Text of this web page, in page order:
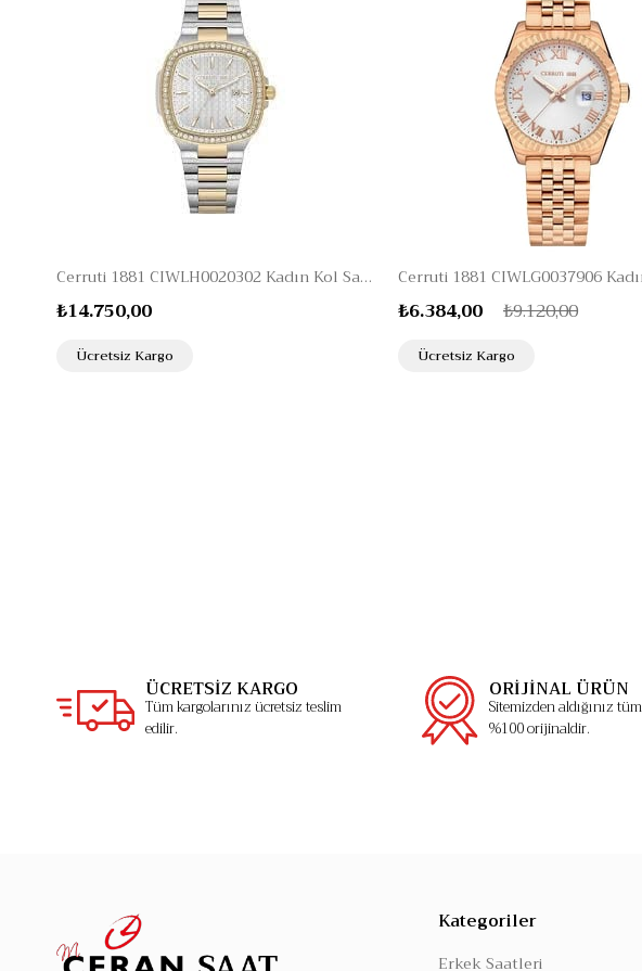
Cerruti 1881 CIWLH0020302 Kadın Kol Saati
₺14.750,00
Ücretsiz Kargo
₺6.384,00 ₺9.120,00
Ücretsiz Kargo
ÜCRETSİZ KARGO
Tüm kargolarınız ücretsiz teslim
edilir.
ORİJİNAL ÜRÜN
Sitemizden aldığınız
%100 orijinaldir.
Kategoriler
Erkek Saatleri